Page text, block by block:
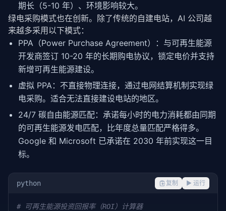
期长（5-10 年）、环境影响较大。
绿电采购模式也在创新。除了传统的自建电站，AI 公司越
来越多采用以下模式：
PPA（Power Purchase Agreement）：与可再生能源
开发商签订 10-20 年的长期购电协议，锁定电价并支持
新增可再生能源建设。
虚拟 PPA：不直接物理连接，通过电网结算机制实现绿
电采购。适合无法直接建设电站的地区。
24/7 碳自由能源匹配：承诺每小时的电力消耗都由同期
的可再生能源发电匹配，比年度总量匹配严格得多。
Google 和 Microsoft 已承诺在 2030 年前实现这一目
标。
python 复制 ▶ 运行
# 可再生能源投资回报率（ROI）计算器